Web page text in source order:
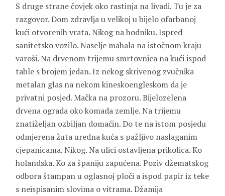
S druge strane čovjek oko rastinja na livadi. Tu je za
razgovor. Dom zdravlja u velikoj u bijelo ofarbanoj
kući otvorenih vrata. Nikog na hodniku. Ispred
sanitetsko vozilo. Naselje mahala na istočnom kraju
varoši. Na drvenom trijemu smrtovnica na kući ispod
table s brojem jedan. Iz nekog skrivenog zvučnika
metalan glas na nekom kineskoengleskom da je
privatni posjed. Mačka na prozoru. Bijelozelena
drvena ograda oko komada zemlje. Na trijemu
znatiželjan ozbiljan domaćin. Do te na istom posjedu
odmjerena žuta uredna kuća s pažljivo naslaganim
cjepanicama. Nikog. Na ulici ostavljena prikolica. Ko
holandska. Ko za španiju zapućena. Poziv džematskog
odbora štampan u oglasnoj ploči a ispod papir iz teke
s neispisanim slovima o vitrama. Džamija